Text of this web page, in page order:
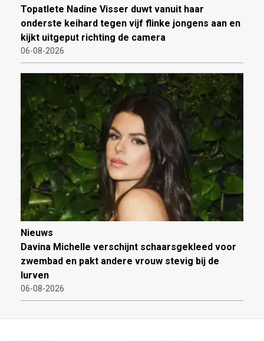
Topatlete Nadine Visser duwt vanuit haar
onderste keihard tegen vijf flinke jongens aan en
kijkt uitgeput richting de camera
06-08-2026
Nieuws
Davina Michelle verschijnt schaarsgekleed voor
zwembad en pakt andere vrouw stevig bij de
lurven
06-08-2026